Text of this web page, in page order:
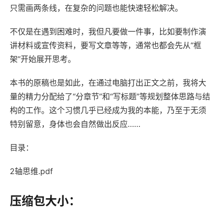
只需画两条线，在复杂的问题也能快速轻松解决。
不仅是在遇到困难时，我但凡要做一件事，比如要制作演
讲材料或宣传资料，要写文章等等，通常也都会先从“框
架”开始展开思考。
本书的原稿也是如此，在通过电脑打出正文之前，我将大
量的精力分配给了“分章节”和“写标题”等规划整体思路与结
构的工作。这个习惯几乎已经成为我的本能，乃至于无须
特别留意，身体也会自然做出反应……
目录：
2轴思维.pdf
压缩包大小：